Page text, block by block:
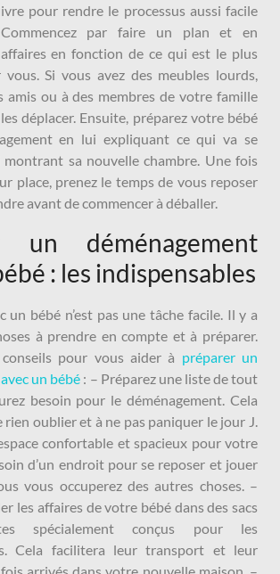
pour rendre le processus aussi facile
par faire un plan et en
en fonction de ce qui est le plus
Si vous avez des meubles lourds,
amis ou à des membres de votre famille
déplacer. Ensuite, préparez votre bébé
en lui expliquant ce qui va se
sa nouvelle chambre. Une fois
place, prenez le temps de vous reposer
avant de commencer à déballer.
un déménagement
: les indispensables
un bébé n’est pas une tâche facile. Il y a
à prendre en compte et à préparer.
pour vous aider à préparer un
un bébé : – Préparez une liste de tout
besoin pour le déménagement. Cela
rien oublier et à ne pas paniquer le jour J.
confortable et spacieux pour votre
d’un endroit pour se reposer et jouer
vous occuperez des autres choses. –
les affaires de votre bébé dans des sacs
spécialement conçus pour les
Cela facilitera leur transport et leur
arrivés dans votre nouvelle maison. –